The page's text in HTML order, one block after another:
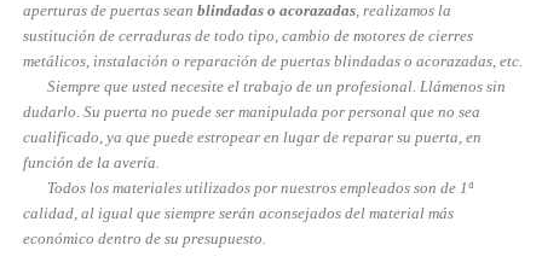
aperturas de puertas sean blindadas o acorazadas, realizamos la
sustitución de cerraduras de todo tipo, cambio de motores de cierres
metálicos, instalación o reparación de puertas blindadas o acorazadas, etc.
Siempre que usted necesite el trabajo de un profesional. Llámenos sin
dudarlo. Su puerta no puede ser manipulada por personal que no sea
cualificado, ya que puede estropear en lugar de reparar su puerta, en
función de la avería.
Todos los materiales utilizados por nuestros empleados son de 1ª
calidad, al igual que siempre serán aconsejados del material más
económico dentro de su presupuesto.